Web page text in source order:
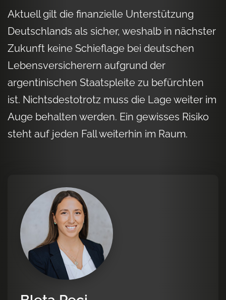
Aktuell gilt die finanzielle Unterstützung
Deutschlands als sicher, weshalb in nächster
Zukunft keine Schieflage bei deutschen
Lebensversicherern aufgrund der
argentinischen Staatspleite zu befürchten
ist. Nichtsdestotrotz muss die Lage weiter im
Auge behalten werden. Ein gewisses Risiko
steht auf jeden Fall weiterhin im Raum.